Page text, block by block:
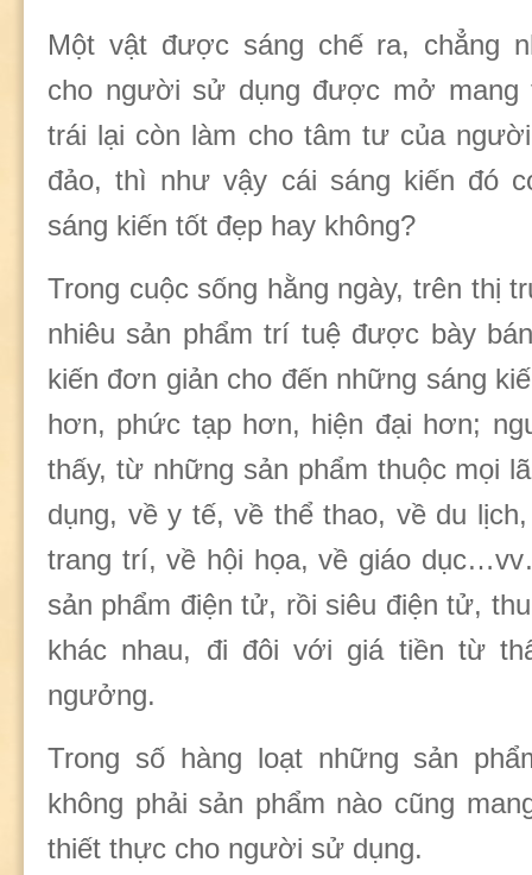
Một vật được sáng chế ra, chẳng
cho người sử dụng được mở mang
trái lại còn làm cho tâm tư của
đảo, thì như vậy cái sáng kiến đó
sáng kiến tốt đẹp hay không?
Trong cuộc sống hằng ngày, trên thị
nhiêu sản phẩm trí tuệ được bày
kiến đơn giản cho đến những sáng
hơn, phức tạp hơn, hiện đại hơn;
thấy, từ những sản phẩm thuộc mọi
dụng, về y tế, về thể thao, về du
trang trí, về hội họa, về giáo
sản phẩm điện tử, rồi siêu điện tử,
khác nhau, đi đôi với giá tiền từ
ngưởng.
Trong số hàng loạt những sản
không phải sản phẩm nào cũng
thiết thực cho người sử dụng.